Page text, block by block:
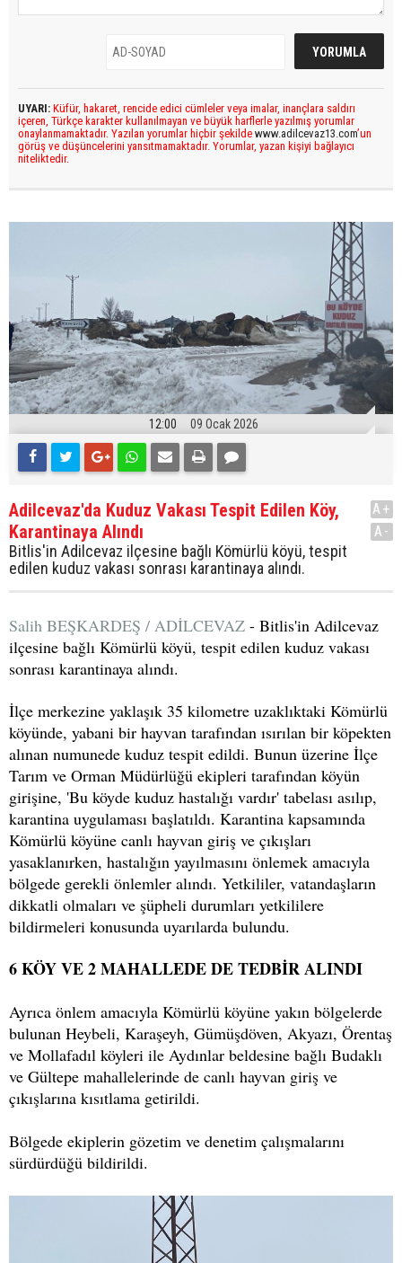
UYARI: Küfür, hakaret, rencide edici cümleler veya imalar, inançlara saldırı
içeren, Türkçe karakter kullanılmayan ve büyük harflerle yazılmış yorumlar
onaylanmamaktadır. Yazılan yorumlar hiçbir şekilde www.adilcevaz13.com’un
görüş ve düşüncelerini yansıtmamaktadır. Yorumlar, yazan kişiyi bağlayıcı
niteliktedir.
12:00 09 Ocak 2026
Adilcevaz'da Kuduz Vakası Tespit Edilen Köy,
Karantinaya Alındı
Bitlis'in Adilcevaz ilçesine bağlı Kömürlü köyü, tespit
edilen kuduz vakası sonrası karantinaya alındı.
A+
A-
Salih BEŞKARDEŞ / ADİLCEVAZ - Bitlis'in Adilcevaz
ilçesine bağlı Kömürlü köyü, tespit edilen kuduz vakası
sonrası karantinaya alındı.
İlçe merkezine yaklaşık 35 kilometre uzaklıktaki Kömürlü
köyünde, yabani bir hayvan tarafından ısırılan bir köpekten
alınan numunede kuduz tespit edildi. Bunun üzerine İlçe
Tarım ve Orman Müdürlüğü ekipleri tarafından köyün
girişine, 'Bu köyde kuduz hastalığı vardır' tabelası asılıp,
karantina uygulaması başlatıldı. Karantina kapsamında
Kömürlü köyüne canlı hayvan giriş ve çıkışları
yasaklanırken, hastalığın yayılmasını önlemek amacıyla
bölgede gerekli önlemler alındı. Yetkililer, vatandaşların
dikkatli olmaları ve şüpheli durumları yetkililere
bildirmeleri konusunda uyarılarda bulundu.
6 KÖY VE 2 MAHALLEDE DE TEDBİR ALINDI
Ayrıca önlem amacıyla Kömürlü köyüne yakın bölgelerde
bulunan Heybeli, Karaşeyh, Gümüşdöven, Akyazı, Örentaş
ve Mollafadıl köyleri ile Aydınlar beldesine bağlı Budaklı
ve Gültepe mahallelerinde de canlı hayvan giriş ve
çıkışlarına kısıtlama getirildi.
Bölgede ekiplerin gözetim ve denetim çalışmalarını
sürdürdüğü bildirildi.